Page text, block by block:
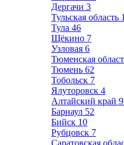
Дергачи 3
Тульская область
Тула 46
Щёкино 7
Узловая 6
Тюменская
Тюмень 62
Тобольск 7
Ялуторовск 4
Алтайский край
Барнаул 52
Бийск 10
Рубцовск 7
Саратовская